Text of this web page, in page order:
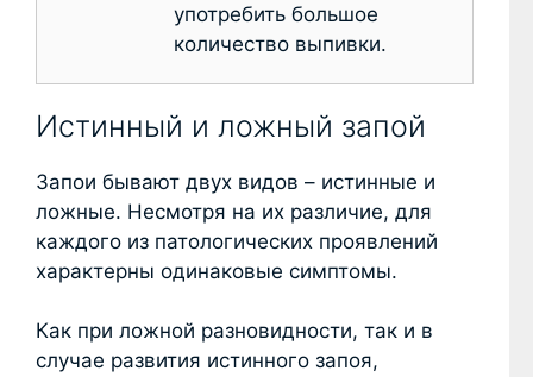
употребить большое
количество выпивки.
Истинный и ложный запой
Запои бывают двух видов – истинные и
ложные. Несмотря на их различие, для
каждого из патологических проявлений
характерны одинаковые симптомы.
Как при ложной разновидности, так и в
случае развития истинного запоя,